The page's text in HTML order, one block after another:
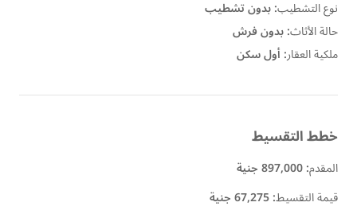
نوع التشطيب:بدون تشطيب
حالة الأثاث:بدون فرش
ملكية العقار: أول سكن
خطط التقسيط
المقدم:897,000 جنية
قيمة التقسيط:67,275 جنية